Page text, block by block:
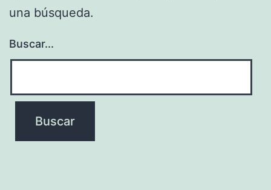
una búsqueda.
Buscar...